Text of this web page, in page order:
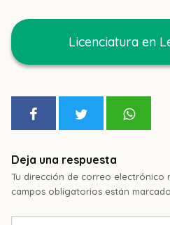
Licenciatura en
Deja una respuesta
Tu dirección de correo electrónico
campos obligatorios están